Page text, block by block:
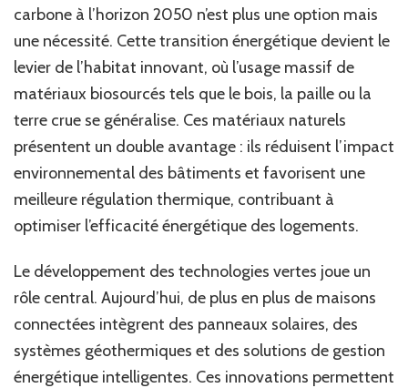
carbone à l’horizon 2050 n’est plus une option mais
une nécessité. Cette transition énergétique devient le
levier de l’habitat innovant, où l’usage massif de
matériaux biosourcés tels que le bois, la paille ou la
terre crue se généralise. Ces matériaux naturels
présentent un double avantage : ils réduisent l’impact
environnemental des bâtiments et favorisent une
meilleure régulation thermique, contribuant à
optimiser l’efficacité énergétique des logements.
Le développement des technologies vertes joue un
rôle central. Aujourd’hui, de plus en plus de maisons
connectées intègrent des panneaux solaires, des
systèmes géothermiques et des solutions de gestion
énergétique intelligentes. Ces innovations permettent